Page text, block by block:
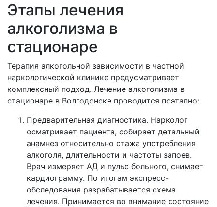
Этапы лечения
алкоголизма в
стационаре
Терапия алкогольной зависимости в частной
наркологической клинике предусматривает
комплексный подход. Лечение алкоголизма в
стационаре в Волгодонске проводится поэтапно:
Предварительная диагностика. Нарколог
осматривает пациента, собирает детальный
анамнез относительно стажа употребления
алкоголя, длительности и частоты запоев.
Врач измеряет АД и пульс больного, снимает
кардиограмму. По итогам экспресс-
обследования разрабатывается схема
лечения. Принимается во внимание состояние